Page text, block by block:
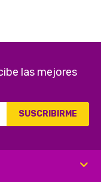
las mejores
SUSCRIBIRME